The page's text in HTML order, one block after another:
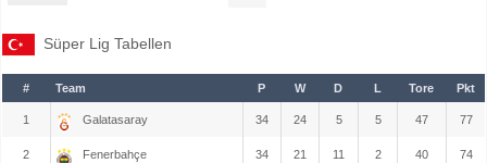
Süper Lig Tabellen
# Team P W D L Tore Pkt
1 Galatasaray 34 24 5 5 47 77
2 Fenerbahçe 34 21 11 2 40 74